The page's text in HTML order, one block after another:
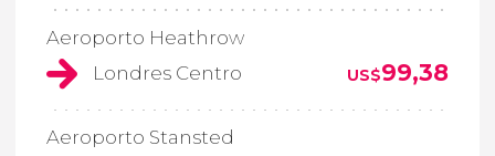
Aeroporto Heathrow
Londres Centro
US$99,38
Aeroporto Stansted